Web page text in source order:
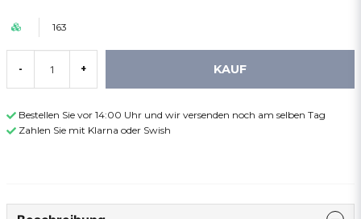
163
- + KAUF
Bestellen Sie vor 14:00 Uhr und wir versenden noch am selben Tag
Zahlen Sie mit Klarna oder Swish